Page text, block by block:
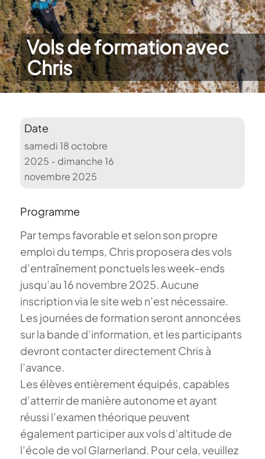
Vols de formation avec
Chris
Date
samedi 18 octobre
2025 - dimanche 16
novembre 2025
Programme
Par temps favorable et selon son propre
emploi du temps, Chris proposera des vols
d’entraînement ponctuels les week-ends
jusqu’au 16 novembre 2025. Aucune
inscription via le site web n’est nécessaire.
Les journées de formation seront annoncées
sur la bande d’information, et les participants
devront contacter directement Chris à
l’avance.
Les élèves entièrement équipés, capables
d’atterrir de manière autonome et ayant
réussi l’examen théorique peuvent
également participer aux vols d’altitude de
l’école de vol Glarnerland. Pour cela, veuillez